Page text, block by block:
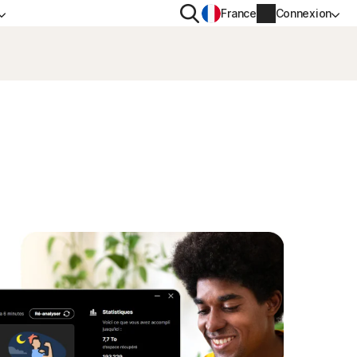
Rechercher
France Connexion
Renouveler
Historique des commandes
Saisissez votre clé de produit